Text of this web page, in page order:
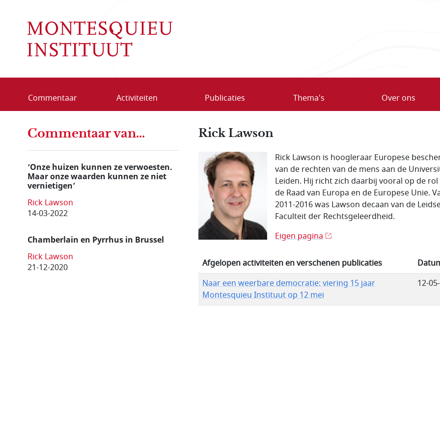
Commentaar Activiteiten Publicaties Thema's Over ons
Rick Lawson
Rick Lawson is hoogleraar Europese
van de rechten van de mens aan de
Leiden. Hij richt zich daarbij vooral op de rol
de Raad van Europa en de Europese Unie.
2011-2016 was Lawson decaan van de
Faculteit der Rechtsgeleerdheid.
Eigen pagina
Afgelopen activiteiten en verschenen publicaties
Naar een weerbare democratie: viering 15 jaar
Montesquieu Instituut op 12 mei
12-
Commentaar van...
‘Onze huizen kunnen ze verwoesten.
Maar onze waarden kunnen ze niet
vernietigen’
Rick Lawson
14-03-2022
Chamberlain en Pyrrhus in Brussel
Rick Lawson
21-12-2020